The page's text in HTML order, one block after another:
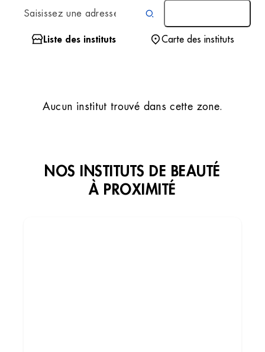
Liste des instituts Carte des instituts
Aucun institut trouvé dans cette zone.
NOS INSTITUTS DE BEAUTÉ
À PROXIMITÉ